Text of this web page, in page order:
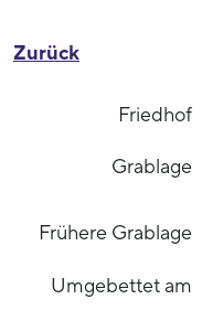
Zurück
Friedhof
Grablage
Frühere Grablage
Umgebettet am